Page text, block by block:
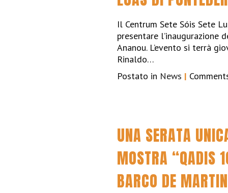
Il Centrum Sete Sóis Sete
presentare l’inaugurazione
Ananou. L’evento si terrà
Rinaldo…
Postato in News |
UNA SERATA
MOSTRA “QADIS
BARCO DE